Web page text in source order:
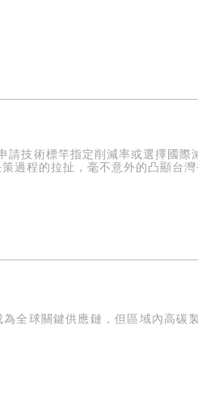
技術標竿指定削減率或選擇國際
過程的拉扯，毫不意外的凸顯台灣
全球關鍵供應鏈，但區域內高碳